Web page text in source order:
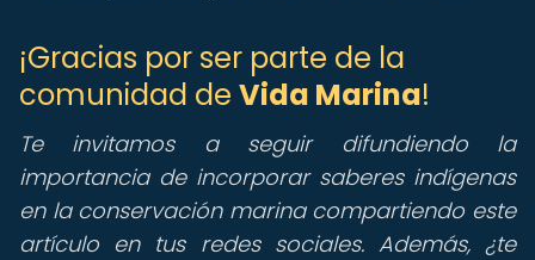
¡Gracias por ser parte de la
comunidad de Vida Marina!
Te invitamos a seguir difundiendo la
importancia de incorporar saberes indígenas
en la conservación marina compartiendo este
artículo en tus redes sociales. Además, ¿te